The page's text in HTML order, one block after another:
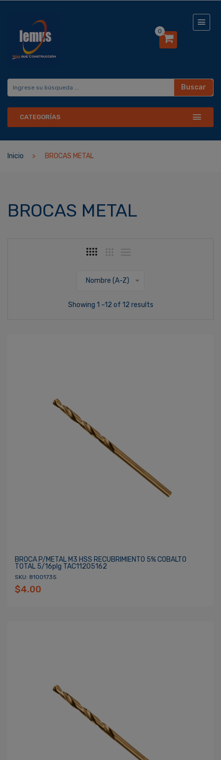
0
Buscar
CATEGORÍAS
Inicio BROCAS METAL
BROCAS METAL
Nombre (A-Z)
Showing 1 –12 of 12 results
BROCA P/METAL M3 HSS RECUBRIMIENTO 5% COBALTO
TOTAL 5/16plg TAC11205162
SKU: 81001735
$4.00